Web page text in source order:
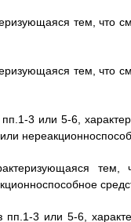
тем, что
тем, что
3 или 5-6,
3 или 5-6,